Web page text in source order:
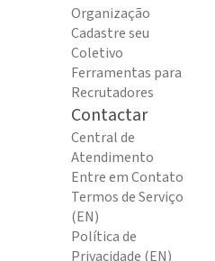
Organização
Cadastre seu
Coletivo
Ferramentas para
Recrutadores
Contactar
Central de
Atendimento
Entre em Contato
Termos de Serviço
(EN)
Política de
Privacidade (EN)